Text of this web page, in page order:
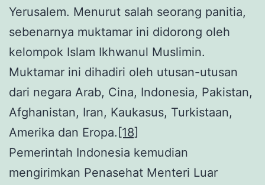
Yerusalem. Menurut salah seorang panitia,
sebenarnya muktamar ini didorong oleh
kelompok Islam Ikhwanul Muslimin.
Muktamar ini dihadiri oleh utusan-utusan
dari negara Arab, Cina, Indonesia, Pakistan,
Afghanistan, Iran, Kaukasus, Turkistaan,
Amerika dan Eropa. [18]
Pemerintah Indonesia kemudian
mengirimkan Penasehat Menteri Luar